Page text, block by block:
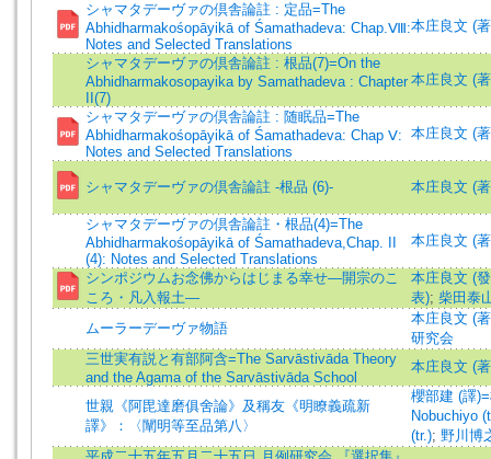
シャマタデーヴァの倶舎論註 : 定品=The
Abhidharmakośopāyikā of Śamathadeva: Chap.Ⅷ:
Notes and Selected Translations
本庄良文 (
シャマタデーヴァの倶舎論註 : 根品(7)=On the
Abhidharmakosopayika by Samathadeva : Chapter
II(7)
本庄良文 (
シャマタデーヴァの倶舎論註 : 随眠品=The
Abhidharmakośopāyikā of Śamathadeva: Chap Ⅴ:
Notes and Selected Translations
本庄良文 (
シャマタデーヴァの倶舎論註 -根品 (6)- 本庄良文 (
シャマタデーヴァの倶舎論註・根品(4)=The
Abhidharmakośopāyikā of Śamathadeva,Chap. II
(4): Notes and Selected Translations
本庄良文 (
シンポジウムお念佛からはじまる幸せ―開宗のこ
ころ・凡入報土―
本庄良文 (
表); 柴田泰
ムーラーデーヴァ物語
本庄良文 (
研究会
三世実有説と有部阿含=The Sarvāstivāda Theory
and the Agama of the Sarvāstivāda School
本庄良文 (
世親《阿毘達磨俱舍論》及稱友《明瞭義疏新
譯》：〈闡明等至品第八〉
櫻部建 (譯
Nobuchiyo
(tr.); 野川博